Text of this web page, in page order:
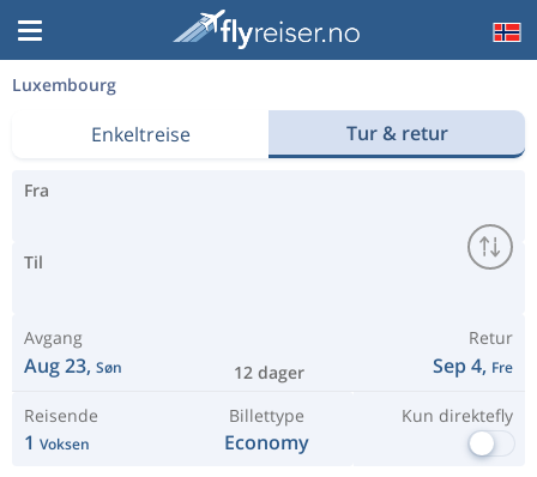
Luxembourg
Enkeltreise Tur & retur
Fra
Til
Avgang
Aug 23, Søn 12 dager
Retur
Sep 4, Fre
Reisende
1 Voksen
Billettype
Economy
Kun direktefly